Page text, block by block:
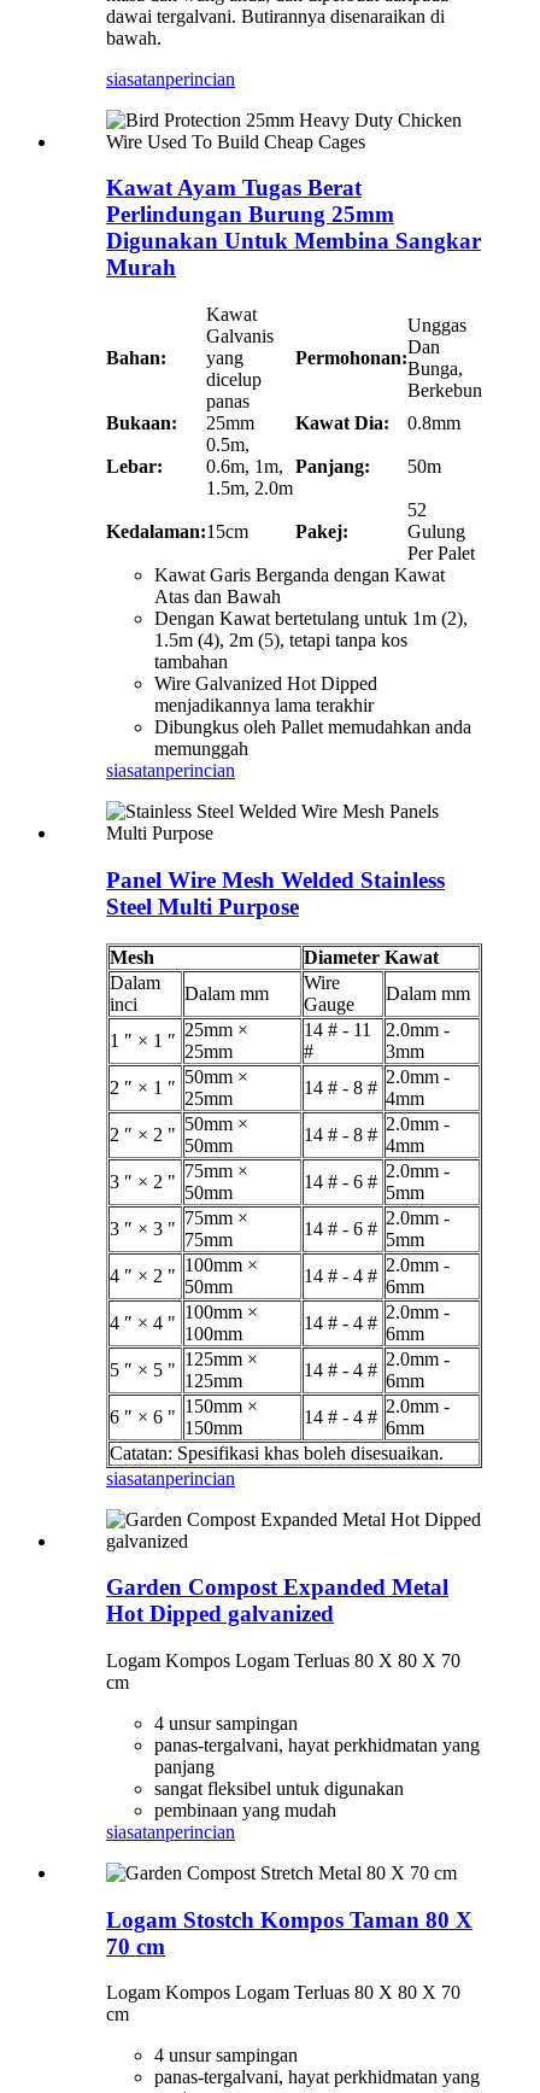
dawai tergalvani. Butirannya disenaraikan di
bawah.
siasatanperincian
Kawat Ayam Tugas Berat
Perlindungan Burung 25mm
Digunakan Untuk Membina Sangkar
Murah
Bahan:
Kawat
Galvanis
yang
dicelup
panas
Permohonan:
Unggas
Dan
Bunga,
Berkebun
Bukaan:
25mm Kawat Dia: 0.8mm
Lebar:
0.5m,
0.6m, 1m,
1.5m, 2.0m
Panjang: 50m
Kedalaman:15cm Pakej:
52
Gulung
Per Palet
Kawat Garis Berganda dengan Kawat
Atas dan Bawah
Dengan Kawat bertetulang untuk 1m (2),
1.5m (4), 2m (5), tetapi tanpa kos
tambahan
Wire Galvanized Hot Dipped
menjadikannya lama terakhir
Dibungkus oleh Pallet memudahkan anda
memunggah
siasatanperincian
Panel Wire Mesh Welded Stainless
Steel Multi Purpose
Mesh
Diameter Kawat
Dalam
inci
Dalam mm
Wire
Gauge
Dalam mm
1 ″ × 1 ″
25mm ×
25mm
14 # - 11
#
2.0mm -
3mm
2 ″ × 1 ″
50mm ×
25mm
14 # - 8 #
2.0mm -
4mm
2 ″ × 2 "
50mm ×
50mm
14 # - 8 #
2.0mm -
4mm
3 ″ × 2 "
75mm ×
50mm
14 # - 6 #
2.0mm -
5mm
3 ″ × 3 "
75mm ×
75mm
14 # - 6 #
2.0mm -
5mm
4 ″ × 2 "
100mm ×
50mm
14 # - 4 #
2.0mm -
6mm
4 ″ × 4 "
100mm ×
100mm
14 # - 4 #
2.0mm -
6mm
5 ″ × 5 "
125mm ×
125mm
14 # - 4 #
2.0mm -
6mm
6 ″ × 6 "
150mm ×
150mm
14 # - 4 #
2.0mm -
6mm
Catatan: Spesifikasi khas boleh disesuaikan.
siasatanperincian
Garden Compost Expanded Metal
Hot Dipped galvanized
Logam Kompos Logam Terluas 80 X 80 X 70
cm
4 unsur sampingan
panas-tergalvani, hayat perkhidmatan yang
panjang
sangat fleksibel untuk digunakan
pembinaan yang mudah
siasatanperincian
Logam Stostch Kompos Taman 80 X
70 cm
Logam Kompos Logam Terluas 80 X 80 X 70
cm
4 unsur sampingan
panas-tergalvani, hayat perkhidmatan yang